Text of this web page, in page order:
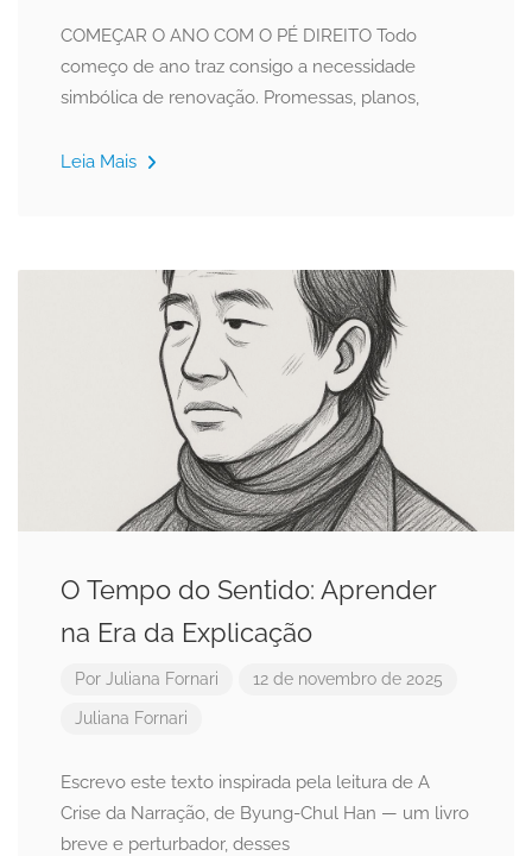
COMEÇAR O ANO COM O PÉ DIREITO Todo
começo de ano traz consigo a necessidade
simbólica de renovação. Promessas, planos,
Leia Mais
O Tempo do Sentido: Aprender
na Era da Explicação
Por Juliana Fornari 12 de novembro de 2025
Juliana Fornari
Escrevo este texto inspirada pela leitura de A
Crise da Narração, de Byung-Chul Han — um livro
breve e perturbador, desses